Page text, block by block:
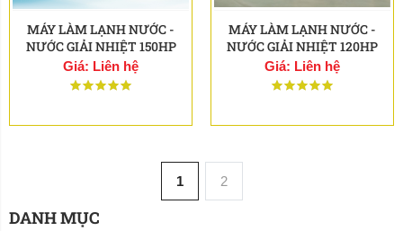
MÁY LÀM LẠNH NƯỚC -
NƯỚC GIẢI NHIỆT 150HP
Giá: Liên hệ
MÁY LÀM LẠNH NƯỚC -
NƯỚC GIẢI NHIỆT 120HP
Giá: Liên hệ
1 2
DANH MỤC